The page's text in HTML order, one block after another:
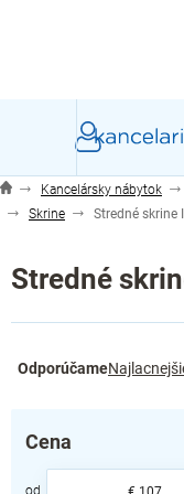
Kancelársky nábytok
Skrine
Stredné skrine
Stredné
a
n
Odporúčame
Cena